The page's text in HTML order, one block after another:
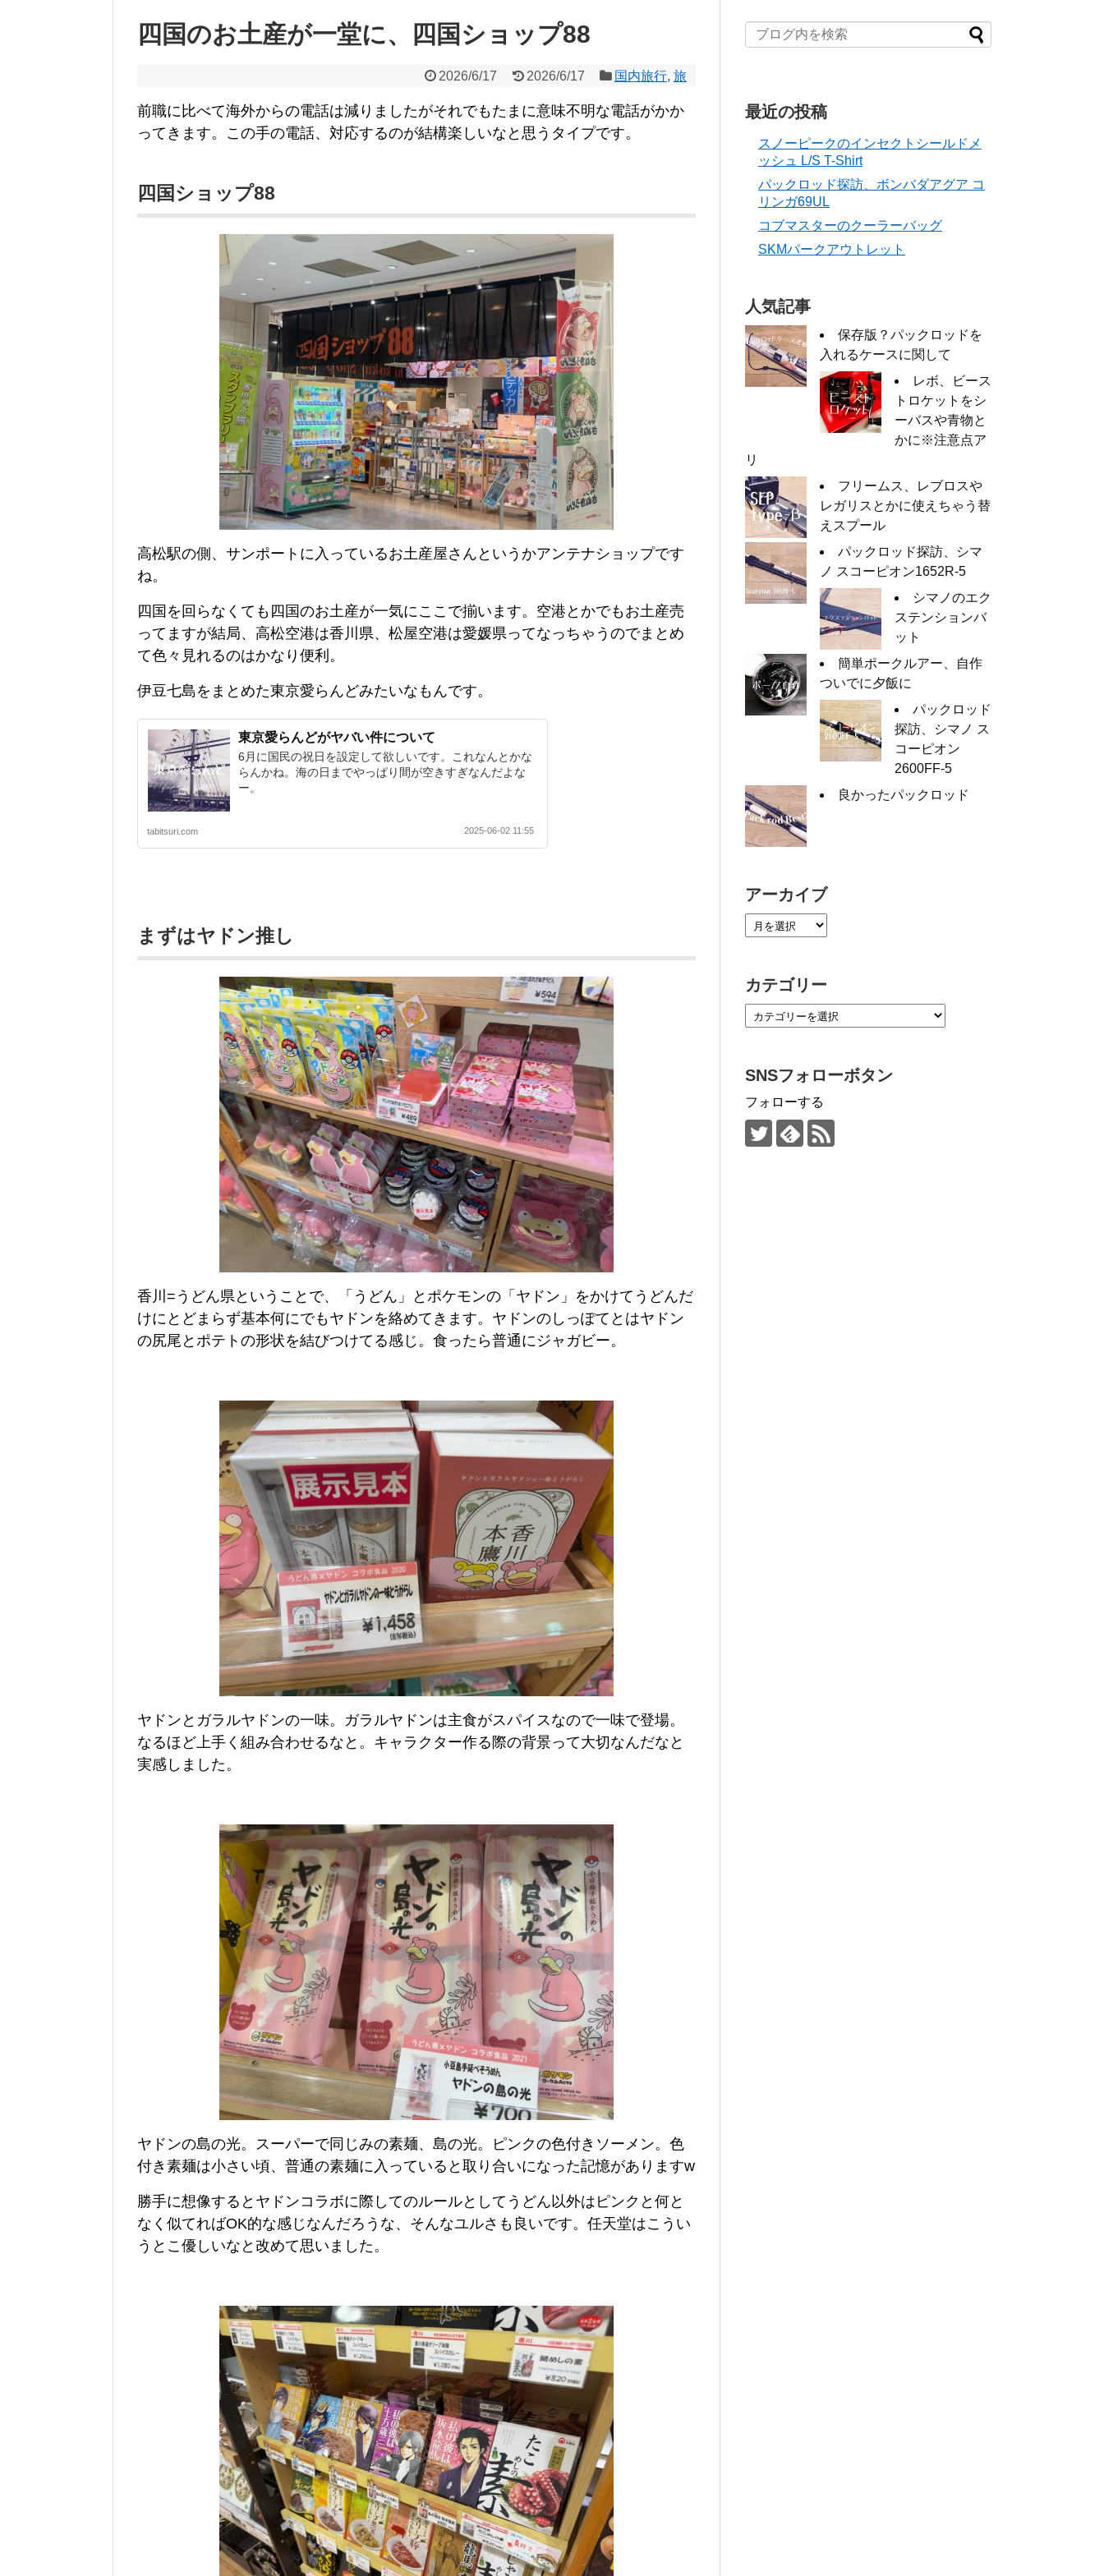
四国のお土産が一堂に、四国ショップ88
2026/6/17 2026/6/17 国内旅行, 旅
前職に比べて海外からの電話は減りましたがそれでもたまに意味不明な電話がかか
ってきます。この手の電話、対応するのが結構楽しいなと思うタイプです。
四国ショップ88
高松駅の側、サンポートに入っているお土産屋さんというかアンテナショップです
ね。
四国を回らなくても四国のお土産が一気にここで揃います。空港とかでもお土産売
ってますが結局、高松空港は香川県、松屋空港は愛媛県ってなっちゃうのでまとめ
て色々見れるのはかなり便利。
伊豆七島をまとめた東京愛らんどみたいなもんです。
東京愛らんどがヤバい件について
6月に国民の祝日を設定して欲しいです。これなんとかな
らんかね。海の日までやっぱり間が空きすぎなんだよな
ー。
tabitsuri.com 2025-06-02 11:55
まずはヤドン推し
香川=うどん県ということで、「うどん」とポケモンの「ヤドン」をかけてうどんだ
けにとどまらず基本何にでもヤドンを絡めてきます。 ヤドンのしっぽてとはヤドン
の尻尾とポテトの形状を結びつけてる感じ。食ったら普通にジャガビー。
ヤドンとガラルヤドンの一味。ガラルヤドンは主食がスパイスなので一味で登場。
なるほど上手く組み合わせるなと。キャラクター作る際の背景って大切なんだなと
実感しました。
ヤドンの島の光。スーパーで同じみの素麺、島の光。ピンクの色付きソーメン。色
付き素麺は小さい頃、普通の素麺に入っていると取り合いになった記憶がありますw
勝手に想像するとヤドンコラボに際してのルールとしてうどん以外はピンクと何と
なく似てればOK的な感じなんだろうな、そんなユルさも良いです。任天堂はこうい
うとこ優しいなと改めて思いました。
最近の投稿
スノーピークのインセクトシールドメ
ッシュ L/S T-Shirt
パックロッド探訪、ボンバダアグア コ
リンガ69UL
コブマスターのクーラーバッグ
SKMパークアウトレット
人気記事
保存版？パックロッドを
入れるケースに関して
レボ、ビース
トロケットをシ
ーバスや青物と
かに※注意点ア
リ
フリームス、レブロスや
レガリスとかに使えちゃう替
えスプール
パックロッド探訪、シマ
ノ スコーピオン1652R-5
シマノのエク
ステンションバ
ット
簡単ポークルアー、自作
ついでに夕飯に
パックロッド
探訪、シマノ ス
コーピオン
2600FF-5
良かったパックロッド
アーカイブ
カテゴリー
SNSフォローボタン
フォローする